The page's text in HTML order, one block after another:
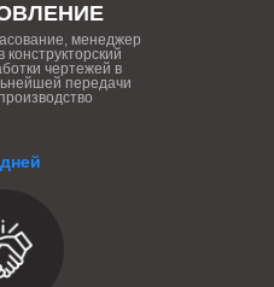
менеджер
конструкторский
чертежей в
передачи